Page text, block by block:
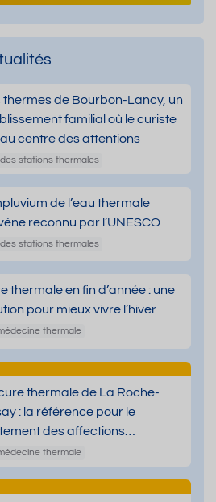
thermes de Bourbon-Lancy, un
familial où le curiste
centre des attentions
stations thermales
de l’eau thermale
reconnu par l’UNESCO
stations thermales
thermale en fin d’année : une
pour mieux vivre l’hiver
thermale
thermale de La Roche-
: la référence pour le
des affections
thermale